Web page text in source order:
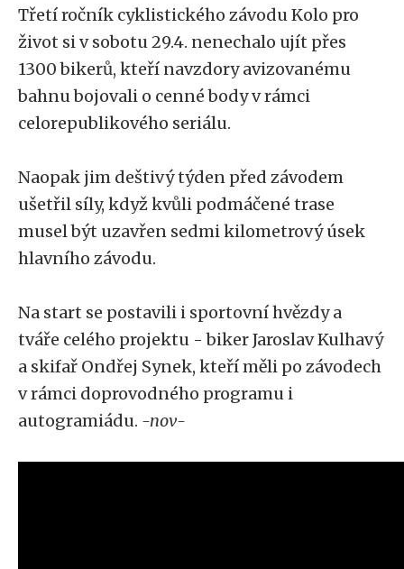
Třetí ročník cyklistického závodu Kolo pro
život si v sobotu 29.4. nenechalo ujít přes
1300 bikerů, kteří navzdory avizovanému
bahnu bojovali o cenné body v rámci
celorepublikového seriálu.
Naopak jim deštivý týden před závodem
ušetřil síly, když kvůli podmáčené trase
musel být uzavřen sedmi kilometrový úsek
hlavního závodu.
Na start se postavili i sportovní hvězdy a
tváře celého projektu - biker Jaroslav Kulhavý
a skifař Ondřej Synek, kteří měli po závodech
v rámci doprovodného programu i
autogramiádu. -nov-